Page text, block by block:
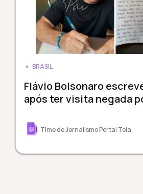
BRASIL
Flávio Bolsonaro
após ter visita negada
Time de Jornalismo Portal Tela